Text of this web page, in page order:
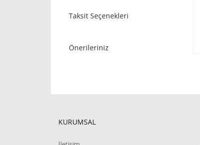
Taksit Seçenekleri
Önerileriniz
KURUMSAL